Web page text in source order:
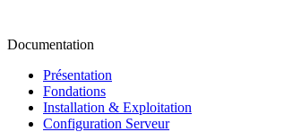
Documentation
Présentation
Fondations
Installation & Exploitation
Configuration Serveur